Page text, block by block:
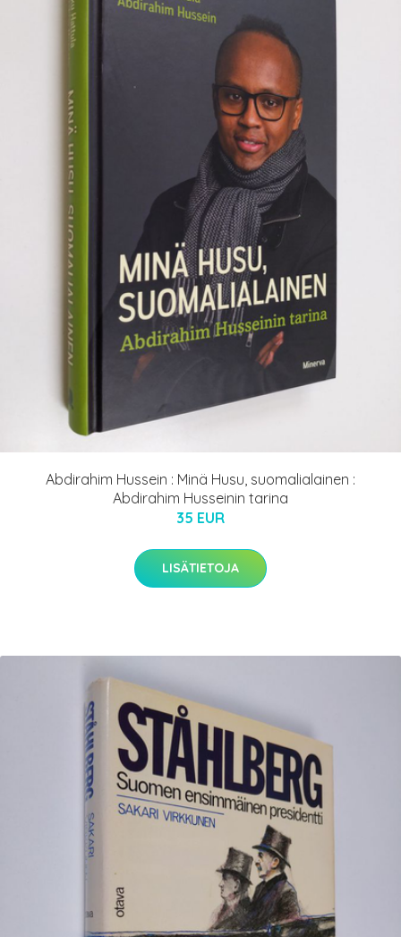
Abdirahim Hussein : Minä Husu, suomalialainen :
Abdirahim Husseinin tarina
35 EUR
LISÄTIETOJA